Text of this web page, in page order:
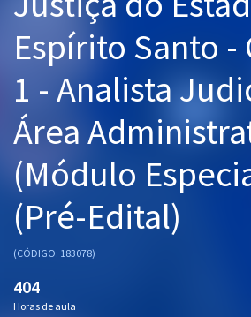
Graduação
OAB
Mentorias
Questões grátis
Conteúdo gratuito
Blog
Espírito Santo -
1 - Analista
Área
(Módulo
(Pré-Edital)
(CÓDIGO: 183078)
404
Horas de aula